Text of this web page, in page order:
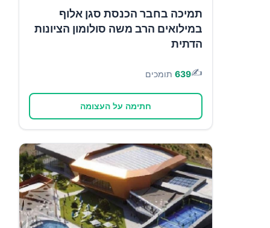
תמיכה בחבר הכנסת סגן אלוף
במילואים הרב משה סולומון הציונות
הדתית
✍️
639 תומכים
חתימה על העצומה